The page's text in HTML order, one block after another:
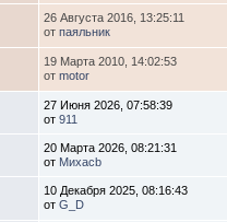
26 Августа 2016, 13:25:11
от паяльник
19 Марта 2010, 14:02:53
от motor
27 Июня 2026, 07:58:39
от 911
20 Марта 2026, 08:21:31
от Михаcb
10 Декабря 2025, 08:16:43
от G_D